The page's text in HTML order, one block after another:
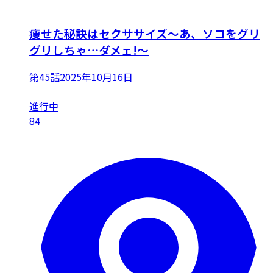
痩せた秘訣はセクササイズ～あ、ソコをグリ
グリしちゃ…ダメェ!～
第45話2025年10月16日
進行中
84